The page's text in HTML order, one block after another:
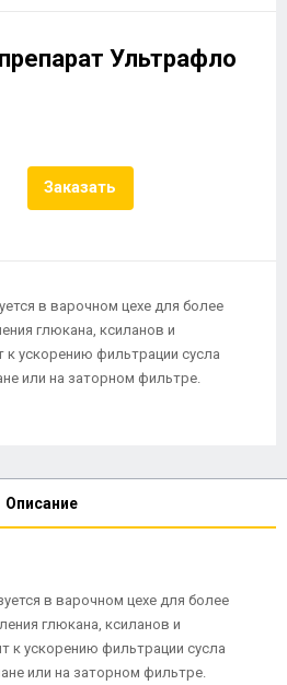
Ультрафло
Заказать
в варочном цехе для более
глюкана, ксиланов и
к ускорению фильтрации сусла
или на заторном фильтре.
Описание
в варочном цехе для более
глюкана, ксиланов и
к ускорению фильтрации сусла
или на заторном фильтре.